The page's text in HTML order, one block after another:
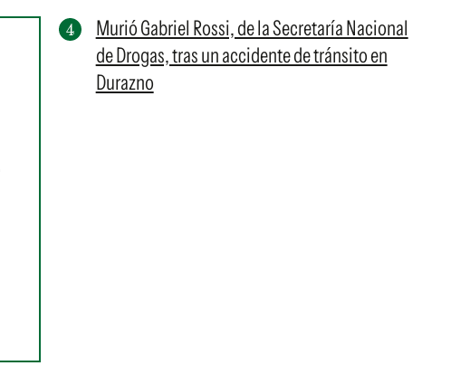
Murió Gabriel Rossi, de la Secretaría Nacional
de Drogas, tras un accidente de tránsito en
Durazno